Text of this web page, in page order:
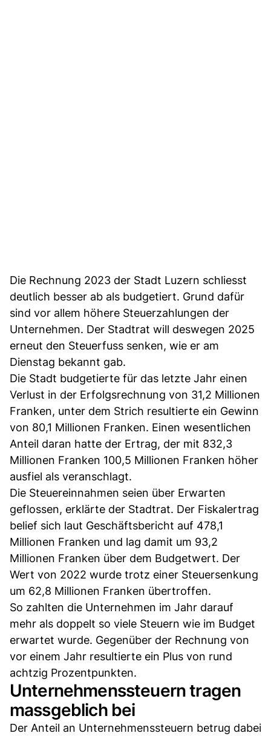
Die Rechnung 2023 der Stadt Luzern schliesst
deutlich besser ab als budgetiert. Grund dafür
sind vor allem höhere Steuerzahlungen der
Unternehmen. Der Stadtrat will deswegen 2025
erneut den Steuerfuss senken, wie er am
Dienstag bekannt gab.
Die Stadt budgetierte für das letzte Jahr einen
Verlust in der Erfolgsrechnung von 31,2 Millionen
Franken, unter dem Strich resultierte ein Gewinn
von 80,1 Millionen Franken. Einen wesentlichen
Anteil daran hatte der Ertrag, der mit 832,3
Millionen Franken 100,5 Millionen Franken höher
ausfiel als veranschlagt.
Die Steuereinnahmen seien über Erwarten
geflossen, erklärte der Stadtrat. Der Fiskalertrag
belief sich laut Geschäftsbericht auf 478,1
Millionen Franken und lag damit um 93,2
Millionen Franken über dem Budgetwert. Der
Wert von 2022 wurde trotz einer Steuersenkung
um 62,8 Millionen Franken übertroffen.
So zahlten die Unternehmen im Jahr darauf
mehr als doppelt so viele Steuern wie im Budget
erwartet wurde. Gegenüber der Rechnung von
vor einem Jahr resultierte ein Plus von rund
achtzig Prozentpunkten.
Unternehmenssteuern tragen
massgeblich bei
Der Anteil an Unternehmenssteuern betrug dabei